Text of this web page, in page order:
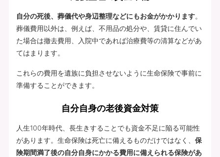
自分の死後、葬儀代や身辺整理などにもお金がかかります。
葬儀費用以外は、例えば、不用品の処分や、賃貸に住んでい
た場合は撤去費用、入院中であれば治療費等の清算などがあ
てはまります。
これらの費用を遺族に負担させないように生命保険で事前に
準備することができます。
自分自身の老後資金対策
人生100年時代、長生きすることでも資金不足に陥る可能性
があります。生命保険は死亡に備えるものだけではなく、 保
険期間満了後の自分自身にかかる費用に備えられる保険があ